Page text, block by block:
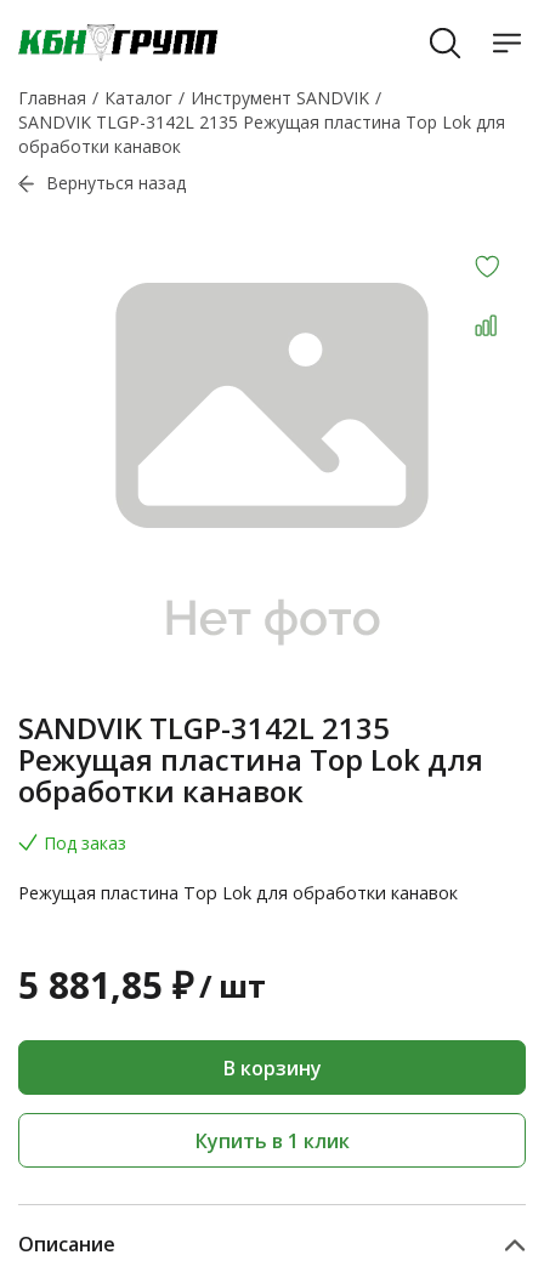
Главная Каталог
Инструмент SANDVIK
SANDVIK TLGP-3142L 2135 Режущая пластина Top Lok для
обработки канавок
Вернуться назад
SANDVIK TLGP-3142L 2135
Режущая пластина Top Lok для
обработки канавок
Под заказ
Режущая пластина Top Lok для обработки канавок
5 881,85 ₽/ шт
В корзину
Купить в 1 клик
Описание